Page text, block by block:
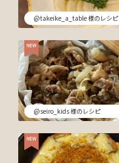
@takeike_a_table 様のレシピ
@seiro_kids 様のレシピ